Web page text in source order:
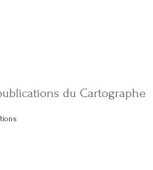
du Cartographe